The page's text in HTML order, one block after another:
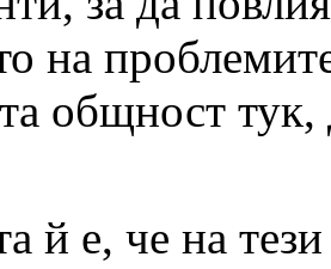
на
общност тук,
й е, че на